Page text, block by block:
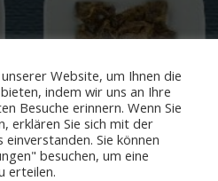
Website, um Ihnen die
indem wir uns an Ihre
Besuche erinnern. Wenn Sie
erklären Sie sich mit der
einverstanden. Sie können
besuchen, um eine
erteilen.